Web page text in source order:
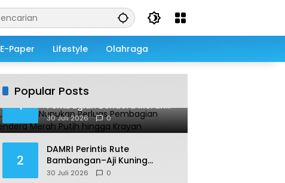
E-Paper Lifestyle Olahraga
Popular Posts
1
Pemkab Nunukan Perluas
Pembagian Bendera Merah
Putih hingga Krayan
30 Juli 2026 0
2
DAMRI Perintis Rute
Bambangan–Aji Kuning
Kembali Diusulkan,
30 Juli 2026 0